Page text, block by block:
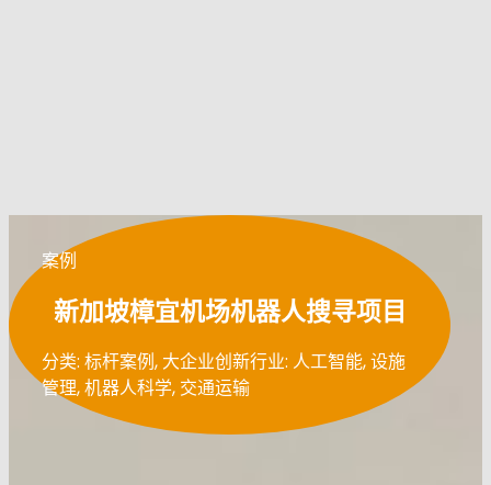
案例
新加坡樟宜机场机器人搜寻项目
分类: 标杆案例, 大企业创新行业: 人工智能, 设施
管理, 机器人科学, 交通运输